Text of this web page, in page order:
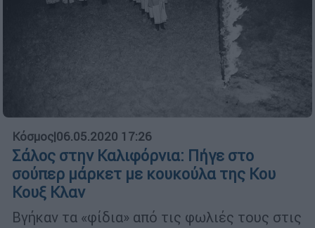
Κόσμος|06.05.2020 17:26
Σάλος στην Καλιφόρνια: Πήγε στο
σούπερ μάρκετ με κουκούλα της Κου
Κουξ Κλαν
Βγήκαν τα «φίδια» από τις φωλιές τους στις